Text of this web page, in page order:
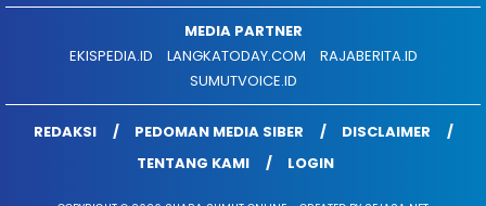
MEDIA PARTNER
EKISPEDIA.ID
LANGKATODAY.COM
RAJABERITA.ID
SUMUTVOICE.ID
REDAKSI PEDOMAN MEDIA SIBER
DISCLAIMER
TENTANG KAMI
LOGIN